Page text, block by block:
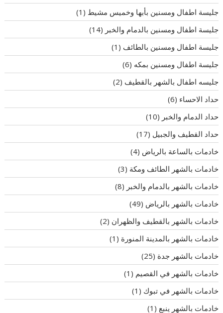
جليسة اطفال ومسنين بأبها وخميس مشيط (1)
جليسة اطفال ومسنين بالدمام والخبر (14)
جليسة اطفال ومسنين بالطائف (1)
جليسة اطفال ومسنين بمكه (6)
جليسه اطفال بالشهر بالقطيف (2)
حداد الاحساء (6)
حداد الدمام والخبر (10)
حداد القطيف والجبيل (17)
خادمات بالساعة بالرياض (4)
خادمات بالشهر الطائف ومكة (3)
خادمات بالشهر بالدمام والخبر (8)
خادمات بالشهر بالرياض (49)
خادمات بالشهر بالقطيف والظهران (2)
خادمات بالشهر بالمدينة المنورة (1)
خادمات بالشهر جدة (25)
خادمات بالشهر في القصيم (1)
خادمات بالشهر في تبوك (1)
خادمات بالشهر ينبع (1)